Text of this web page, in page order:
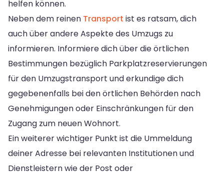
helfen können.
Neben dem reinen Transport ist es ratsam, dich
auch über andere Aspekte des Umzugs zu
informieren. Informiere dich über die örtlichen
Bestimmungen bezüglich Parkplatzreservierungen
für den Umzugstransport und erkundige dich
gegebenenfalls bei den örtlichen Behörden nach
Genehmigungen oder Einschränkungen für den
Zugang zum neuen Wohnort.
Ein weiterer wichtiger Punkt ist die Ummeldung
deiner Adresse bei relevanten Institutionen und
Dienstleistern wie der Post oder